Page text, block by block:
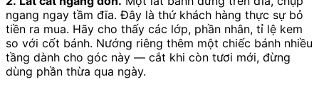
ngang ngay tầm đĩa. Đây là thứ khách hàng thực sự bỏ
tiền ra mua. Hãy cho thấy các lớp, phần nhân, tỉ lệ kem
so với cốt bánh. Nướng riêng thêm một chiếc bánh nhiều
tầng dành cho góc này — cắt khi còn tươi mới, đừng
dùng phần thừa qua ngày.